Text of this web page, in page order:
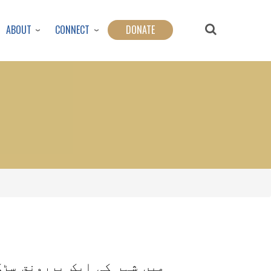
ABOUT CONNECT DONATE
میں شہر کی ایک پررونق